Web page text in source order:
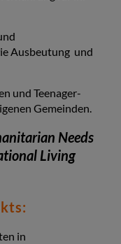
Ausbeutung und
und Teenager-
Gemeinden.
Needs
Living
in